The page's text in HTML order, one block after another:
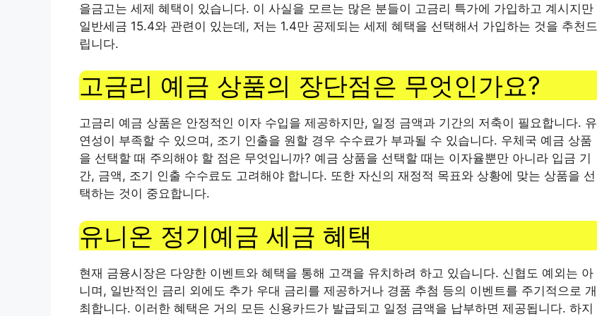
을금고는 세제 혜택이 있습니다. 이 사실을 모르는 많은 분들이 고금리 특가에 가입하고 계시지만
일반세금 15.4와 관련이 있는데, 저는 1.4만 공제되는 세제 혜택을 선택해서 가입하는 것을 추천드
립니다.
고금리 예금 상품의 장단점은 무엇인가요?
고금리 예금 상품은 안정적인 이자 수입을 제공하지만, 일정 금액과 기간의 저축이 필요합니다. 유
연성이 부족할 수 있으며, 조기 인출을 원할 경우 수수료가 부과될 수 있습니다. 우체국 예금 상품
을 선택할 때 주의해야 할 점은 무엇입니까? 예금 상품을 선택할 때는 이자율뿐만 아니라 입금 기
간, 금액, 조기 인출 수수료도 고려해야 합니다. 또한 자신의 재정적 목표와 상황에 맞는 상품을 선
택하는 것이 중요합니다.
유니온 정기예금 세금 혜택
현재 금융시장은 다양한 이벤트와 혜택을 통해 고객을 유치하려 하고 있습니다. 신협도 예외는 아
니며, 일반적인 금리 외에도 추가 우대 금리를 제공하거나 경품 추첨 등의 이벤트를 주기적으로 개
최합니다. 이러한 혜택은 거의 모든 신용카드가 발급되고 일정 금액을 납부하면 제공됩니다. 하지